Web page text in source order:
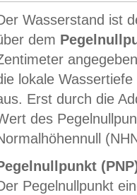
Wasserstand ist
dem
lokale
Erst durch die
des
Pegelnullpunkt